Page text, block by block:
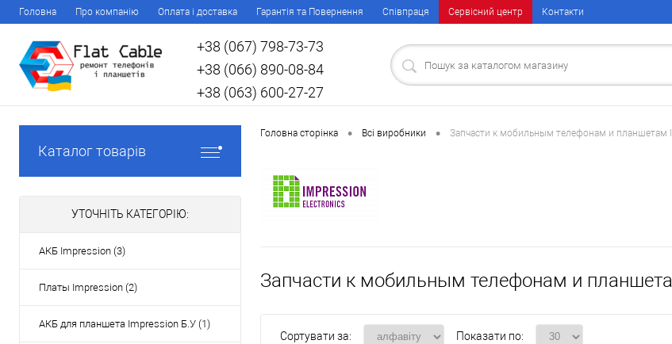
Головна Про компанію Оплата і доставка Гарантія та Повернення Співпраця Сервісний центр Контакти
+38 (067) 798-73-73
+38 (066) 890-08-84
+38 (063) 600-27-27
Каталог товарів
УТОЧНІТЬ КАТЕГОРІЮ:
АКБ Impression (3)
Платы Impression (2)
АКБ для планшета Impression Б.У (1)
Головна сторінка • Всі виробники • Запчасти к мобильным телефонам и планшетам
Запчасти к мобильным телефонам и
Сортувати за: Показати по: